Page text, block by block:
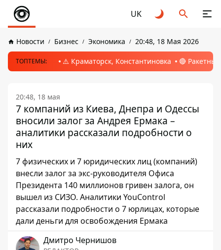
UK
Новости Бизнес Экономика 20:48, 18 Мая 2026
ТОПТЕМЫ: ⚠️ Краматорск, Константиновка 🔴
20:48, 18 мая
7 компаний из Киева, Днепра и Одессы
вносили залог за Андрея Ермака –
аналитики рассказали подробности о
них
7 физических и 7 юридических лиц (компаний)
внесли залог за экс-руководителя Офиса
Президента 140 миллионов гривен залога, он
вышел из СИЗО. Аналитики YouControl
рассказали подробности о 7 юрлицах, которые
дали деньги для освобождения Ермака
Дмитро Чернишов